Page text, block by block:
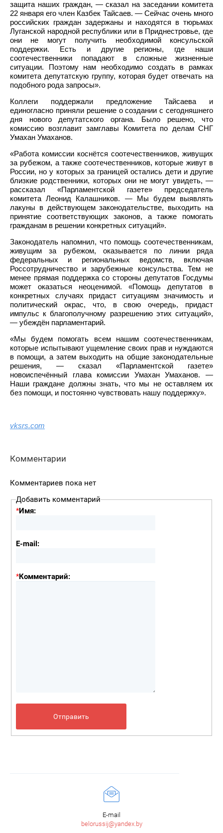
защита наших граждан, — сказал на заседании комитета
22 января его член Казбек Тайсаев. — Сейчас очень много
российских граждан задержаны и находятся в тюрьмах
Луганской народной республики или в Приднестровье, где
они не могут получить необходимой консульской
поддержки. Есть и другие регионы, где наши
соотечественники попадают в сложные жизненные
ситуации. Поэтому нам необходимо создать в рамках
комитета депутатскую группу, которая будет отвечать на
подобного рода запросы».
Коллеги поддержали предложение Тайсаева и
единогласно приняли решение о создании с сегодняшнего
дня нового депутатского органа. Было решено, что
комиссию возглавит замглавы Комитета по делам СНГ
Умахан Умаханов.
«Работа комиссии коснётся соотечественников, живущих
за рубежом, а также соотечественников, которые живут в
России, но у которых за границей остались дети и другие
близкие родственники, которых они не могут увидеть, —
рассказал «Парламентской газете» председатель
комитета Леонид Калашников. — Мы будем выявлять
лакуны в действующем законодательстве, выходить на
принятие соответствующих законов, а также помогать
гражданам в решении конкретных ситуаций».
Законодатель напомнил, что помощь соотечественникам,
живущим за рубежом, оказывается по линии ряда
федеральных и региональных ведомств, включая
Россотрудничество и зарубежные консульства. Тем не
менее прямая поддержка со стороны депутатов Госдумы
может оказаться неоценимой. «Помощь депутатов в
конкретных случаях придаст ситуациям значимость и
политический окрас, что, в свою очередь, придаст
импульс к благополучному разрешению этих ситуаций»,
— убеждён парламентарий.
«Мы будем помогать всем нашим соотечественникам,
которые испытывают ущемление своих прав и нуждаются
в помощи, а затем выходить на общие законодательные
решения, — сказал «Парламентской газете»
новоиспечённый глава комиссии Умахан Умаханов. —
Наши граждане должны знать, что мы не оставляем их
без помощи, и постоянно чувствовать нашу поддержку».
vksrs.com
Комментарии
Комментариев пока нет
Добавить комментарий
*Имя:
E-mail:
*Комментарий:
E-mail
belorussij@yandex.by